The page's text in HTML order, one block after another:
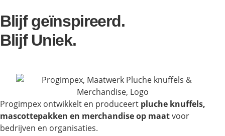
Blijf geïnspireerd.
Blijf Uniek.
Progimpex ontwikkelt en produceert pluche knuffels,
mascottepakken en merchandise op maatvoor
bedrijven en organisaties.